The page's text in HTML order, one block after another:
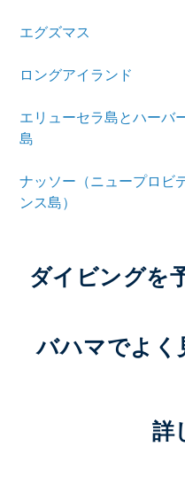
エグズマス
ロングアイランド
エリューセラ島とハーバ
島
ナッソー（ニュープロビ
ンス島）
ダイビングを
バハマでよく
詳